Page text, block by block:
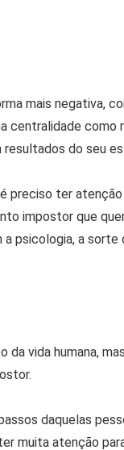
mais negativa,
centralidade como
resultados do seu
preciso ter
impostor que
psicologia, a
vida humana,
daquelas
muita atenção